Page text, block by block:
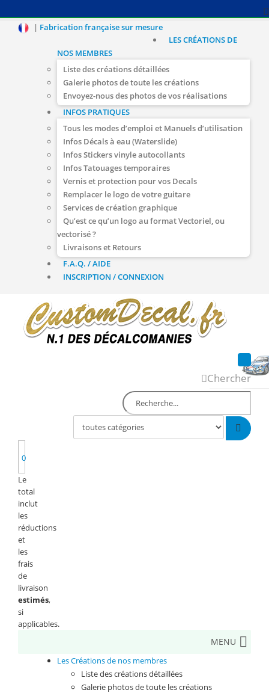
| Fabrication française sur mesure
LES CRÉATIONS DE
NOS MEMBRES
Liste des créations détaillées
Galerie photos de toute les créations
Envoyez-nous des photos de vos réalisations
INFOS PRATIQUES
Tous les modes d’emploi et Manuels d’utilisation
Infos Décals à eau (Waterslide)
Infos Stickers vinyle autocollants
Infos Tatouages temporaires
Vernis et protection pour vos Decals
Remplacer le logo de votre guitare
Services de création graphique
Qu’est ce qu’un logo au format Vectoriel, ou
vectorisé ?
Livraisons et Retours
F.A.Q. / AIDE
INSCRIPTION / CONNEXION
Chercher
0
Le
total
inclut
les
réductions
et
les
frais
de
livraison
estimés,
si
applicables.
MENU
Les Créations de nos membres
Liste des créations détaillées
Galerie photos de toute les créations